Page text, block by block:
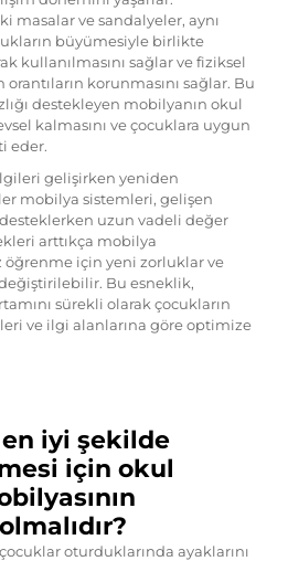
masalar ve sandalyeler, aynı
büyümesiyle birlikte
kullanılmasını sağlar ve fiziksel
korunmasını sağlar. Bu
destekleyen mobilyanın okul
kalmasını ve çocuklara uygun
eder.
gelişirken yeniden
mobilya sistemleri, gelişen
desteklerken uzun vadeli değer
arttıkça mobilya
öğrenme için yeni zorluklar ve
Bu esneklik,
sürekli olarak çocukların
ve ilgi alanlarına göre optimize
en iyi şekilde
için okul
oturduklarında ayaklarını